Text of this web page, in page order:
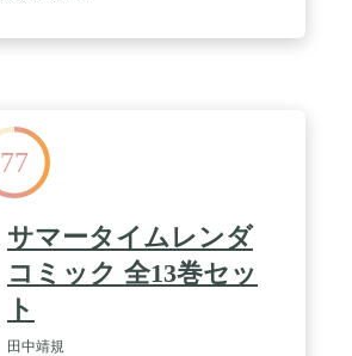
77
サマータイムレンダ
コミック 全13巻セッ
ト
田中靖規